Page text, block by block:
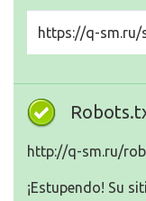
https://q-sm.ru/
http://q-sm.ru/
¡Estupendo! Su